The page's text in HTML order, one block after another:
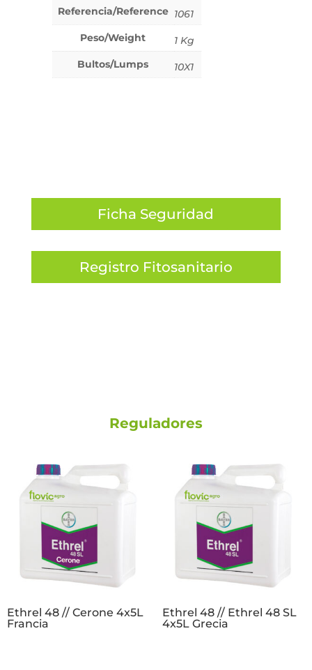
Referencia/Reference 1061
Peso/Weight
1 Kg
Bultos/Lumps
10X1
Ficha Seguridad
Registro Fitosanitario
Reguladores
Ethrel 48 // Cerone 4x5L
Francia
Ethrel 48 // Ethrel 48 SL
4x5L Grecia